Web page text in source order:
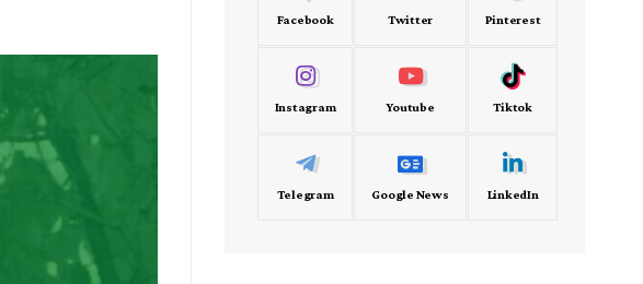
Facebook Twitter Pinterest
Instagram Youtube Tiktok
Telegram Google News LinkedIn